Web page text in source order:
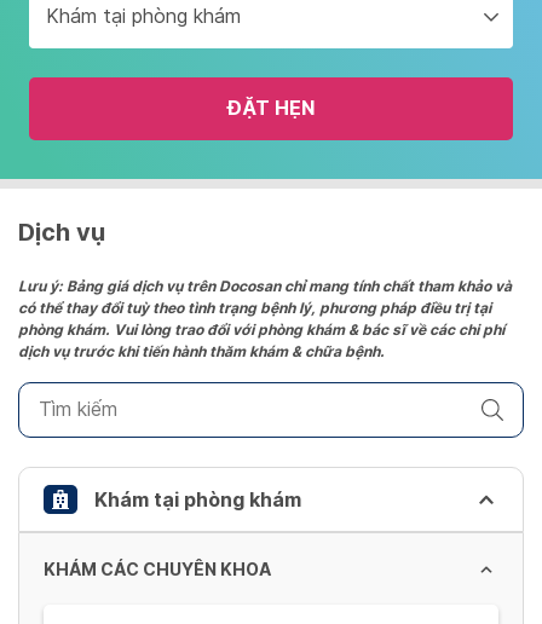
interact
with
the
and
date.
the
question
mark
to
keyboard
shortcuts
changing
Khám tại phòng khám
ĐẶT HẸN
Dịch vụ
Lưu ý: Bảng giá dịch vụ trên Docosan chỉ mang tính chất tham khảo và
có thể thay đổi tuỳ theo tình trạng bệnh lý, phương pháp điều trị tại
phòng khám. Vui lòng trao đổi với phòng khám & bác sĩ về các chi phí
dịch vụ trước khi tiến hành thăm khám & chữa bệnh.
Khám tại phòng khám
KHÁM CÁC CHUYÊN KHOA